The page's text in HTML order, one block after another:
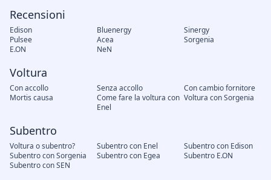
Recensioni
Edison Bluenergy
Sinergy
Pulsee
Acea
Sorgenia
E.ON
NeN
Voltura
Con accollo Senza accollo
Con cambio fornitore
Mortis causa
Come fare la voltura con
Enel
Voltura con Sorgenia
Subentro
Voltura o subentro? Subentro con Enel
Subentro con Edison
Subentro con Sorgenia
Subentro con Egea
Subentro E.ON
Subentro con SEN